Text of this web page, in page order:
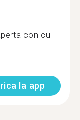
con cui
la app